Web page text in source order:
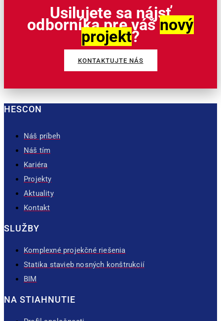
Usilujete sa nájsť
odborníka pre vášnový
projekt?
KONTAKTUJTE NÁS
HESCON
Náš príbeh
Náš tím
Kariéra
Projekty
Aktuality
Kontakt
SLUŽBY
Komplexné projekčné riešenia
Statika stavieb nosných konštrukcií
BIM
NA STIAHNUTIE